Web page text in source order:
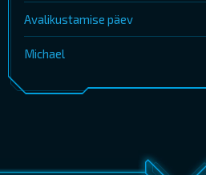
Avalikustamise päev
Michael